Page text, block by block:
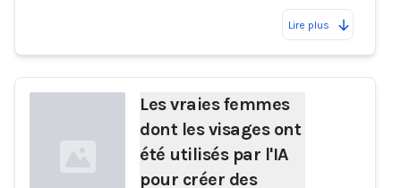
Lire plus
Les vraies femmes
dont les visages ont
été utilisés par l'IA
pour créer des